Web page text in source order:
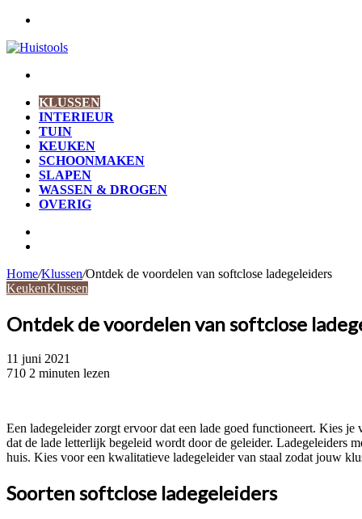
KLUSSEN
INTERIEUR
TUIN
KEUKEN
SCHOONMAKEN
SLAPEN
WASSEN & DROGEN
OVERIG
Home/Klussen/Ontdek de voordelen van softclose ladegeleiders
KeukenKlussen
Ontdek de voordelen van softclose
11 juni 2021
710 2 minuten lezen
Een ladegeleider zorgt ervoor dat een lade goed functioneert. Kies
dat de lade letterlijk begeleid wordt door de geleider. Ladegeleiders
huis. Kies voor een kwalitatieve ladegeleider van staal zodat jouw
Soorten softclose ladegeleiders